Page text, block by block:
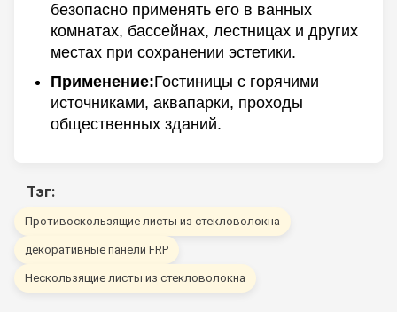
безопасно применять его в ванных
комнатах, бассейнах, лестницах и других
местах при сохранении эстетики.
Применение:Гостиницы с горячими
источниками, аквапарки, проходы
общественных зданий.
Тэг:
Противоскользящие листы из стекловолокна
декоративные панели FRP
Нескользящие листы из стекловолокна